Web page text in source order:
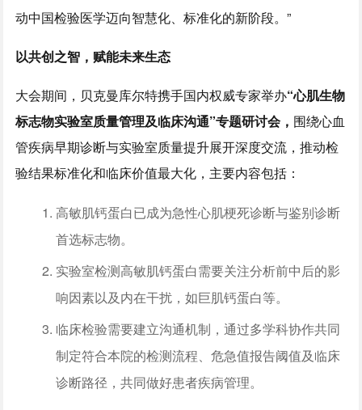
动中国检验医学迈向智慧化、标准化的新阶段。”
以共创之智，赋能未来生态
大会期间，贝克曼库尔特携手国内权威专家举办“心肌生物
标志物实验室质量管理及临床沟通”专题研讨会， 围绕心血
管疾病早期诊断与实验室质量提升展开深度交流，推动检
验结果标准化和临床价值最大化，主要内容包括：
高敏肌钙蛋白已成为急性心肌梗死诊断与鉴别诊断
首选标志物。
实验室检测高敏肌钙蛋白需要关注分析前中后的影
响因素以及内在干扰，如巨肌钙蛋白等。
临床检验需要建立沟通机制，通过多学科协作共同
制定符合本院的检测流程、危急值报告阈值及临床
诊断路径，共同做好患者疾病管理。